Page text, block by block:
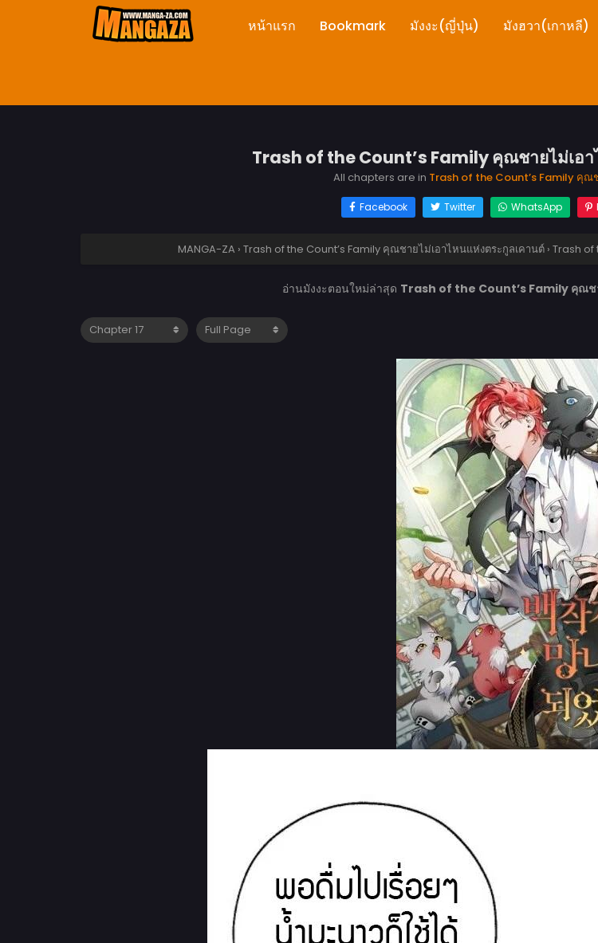
หน้าแรก Bookmark มังงะ(ญี่ปุ่น) มังฮวา(เกาหลี)
Trash of the Count’s Family คุณชายไม่เอา
All chapters are in Trash of the Count’s Family คุณ
Facebook Twitter WhatsApp
MANGA-ZA › Trash of the Count’s Family คุณชายไม่เอาไหนแห่งตระกูลเคานต์ › Trash of
อ่านมังงะตอนใหม่ล่าสุด Trash of the Count’s Family คุณชา